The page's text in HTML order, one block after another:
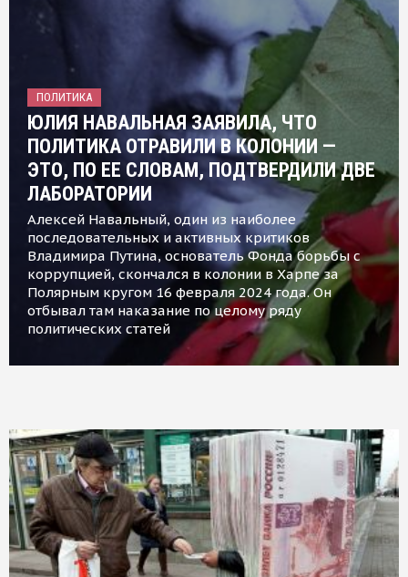
ПОЛИТИКА
ЮЛИЯ НАВАЛЬНАЯ ЗАЯВИЛА, ЧТО
ПОЛИТИКА ОТРАВИЛИ В КОЛОНИИ —
ЭТО, ПО ЕЕ СЛОВАМ, ПОДТВЕРДИЛИ ДВЕ
ЛАБОРАТОРИИ
Алексей Навальный, один из наиболее
последовательных и активных критиков
Владимира Путина, основатель Фонда борьбы с
коррупцией, скончался в колонии в Харпе за
Полярным кругом 16 февраля 2024 года. Он
отбывал там наказание по целому ряду
политических статей